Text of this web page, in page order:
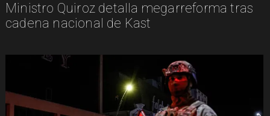
Ministro Quiroz detalla megarreforma tras
cadena nacional de Kast